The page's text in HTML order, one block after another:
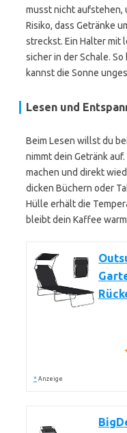
musst nicht aufstehen,
Risiko, dass Getränke
streckst. Ein Halter mit
sicher in der Schale.
kannst die Sonne
Lesen und
Beim Lesen willst du
nimmt dein Getränk
machen und direkt
dicken Büchern oder
Hülle erhält die
bleibt dein Kaffee
* Anzeige